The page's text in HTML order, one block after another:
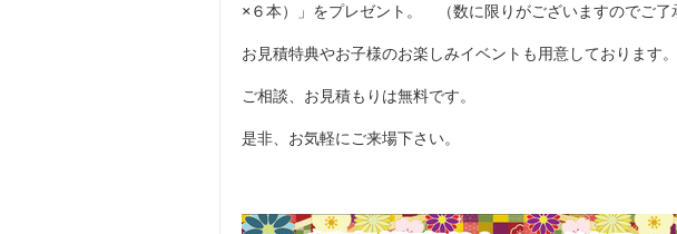
×６本）」をプレゼント。 （数に限りがございますのでご了
お見積特典やお子様のお楽しみイベントも用意しております。
ご相談、お見積もりは無料です。
是非、お気軽にご来場下さい。